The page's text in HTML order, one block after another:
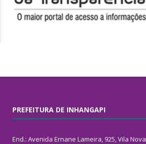
PREFEITURA DE INHANGAPI
End.: Avenida Ernane Lameira, 925, Vila Nova